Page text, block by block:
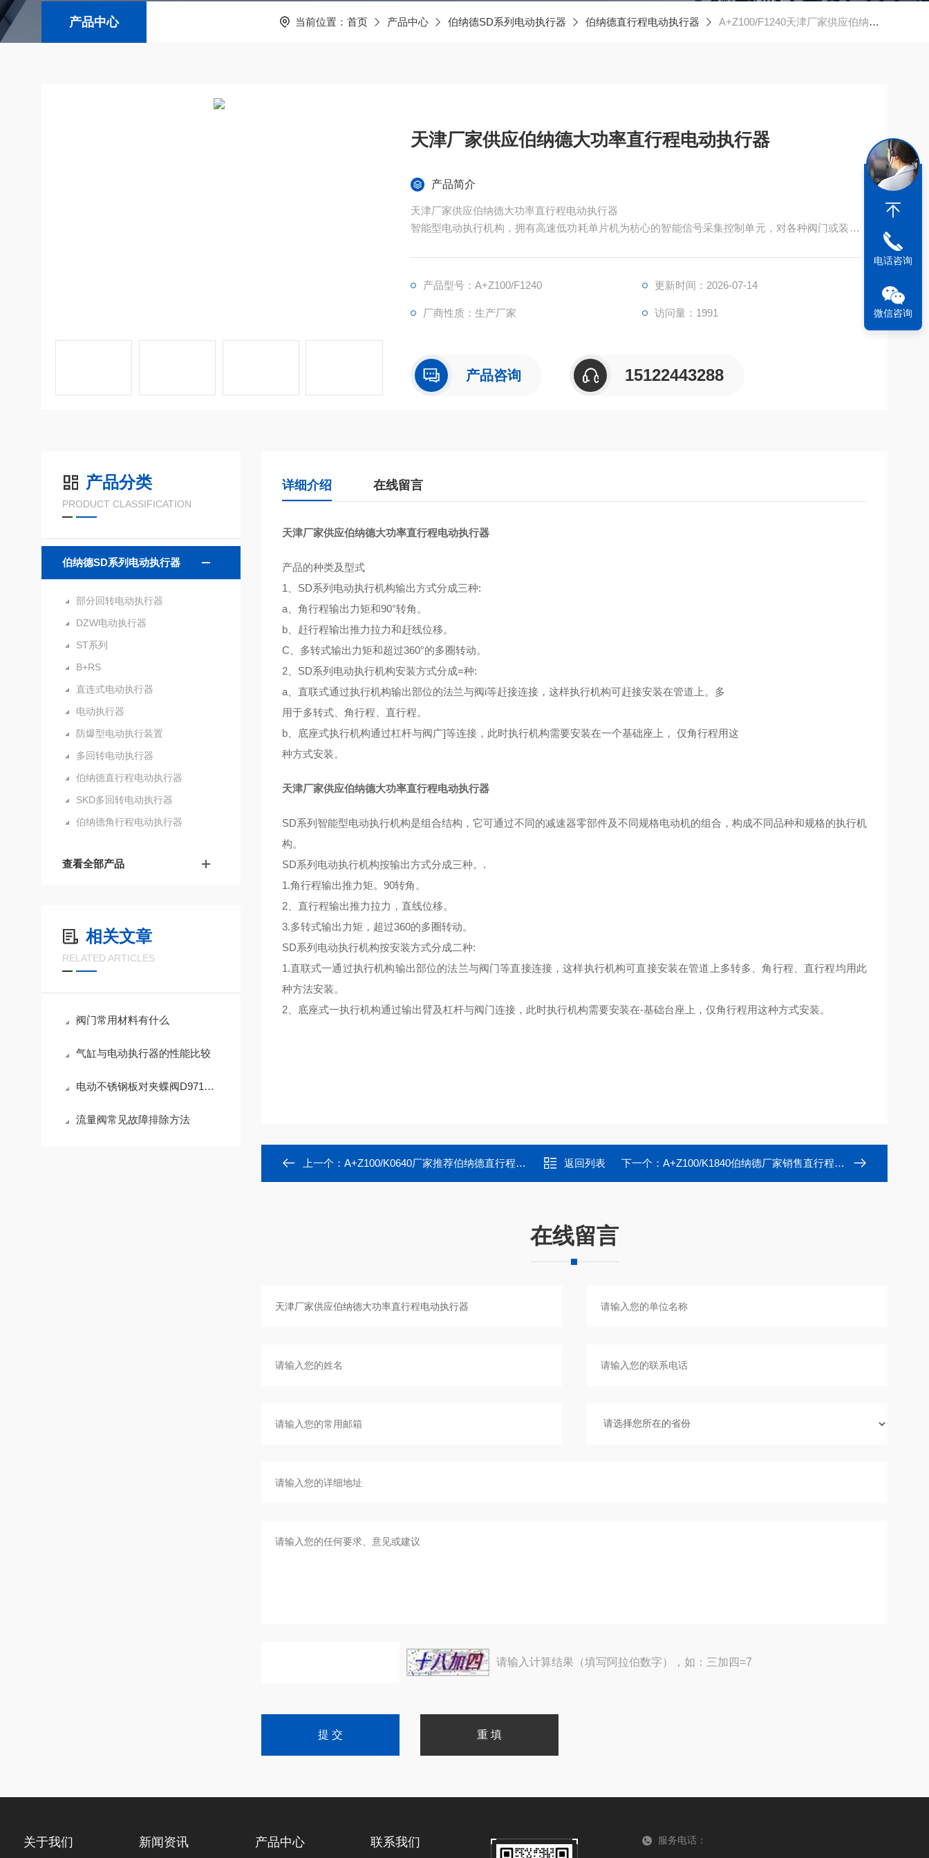
产品中心 当前位置： 首页 产品中心 伯纳德SD系列电动执行器 伯纳德直行程电动执行器 A+Z100/F1240天津厂家供应伯纳德大功率直行程电动执行器
天津厂家供应伯纳德大功率直行程电动执行器
产品简介
天津厂家供应伯纳德大功率直行程电动执行器
智能型电动执行机构，拥有高速低功耗单片机为枋心的智能信号采集控制单元，对各种阀门或装置
产品型号：A+Z100/F1240 更新时间：2026-07-14
厂商性质：生产厂家 访问量：1991
产品咨询 15122443288
产品分类
PRODUCT CLASSIFICATION
伯纳德SD系列电动执行器
部分回转电动执行器
DZW电动执行器
ST系列
B+RS
直连式电动执行器
电动执行器
防爆型电动执行装置
多回转电动执行器
伯纳德直行程电动执行器
SKD多回转电动执行器
伯纳德角行程电动执行器
查看全部产品
相关文章
RELATED ARTICLES
阀门常用材料有什么
气缸与电动执行器的性能比较
电动不锈钢板对夹蝶阀D971XP-16Q电动蝶阀的应用和安装须知
流量阀常见故障排除方法
详细介绍 在线留言
天津厂家供应伯纳德大功率直行程电动执行器
产品的种类及型式
1、SD系列电动执行机构输出方式分成三种:
a、角行程输出力矩和90°转角。
b、赶行程输出推力拉力和赶线位移。
C、多转式输出力矩和超过360°的多圈转动。
2、SD系列电动执行机构安装方式分成=种:
a、直联式通过执行机构输出部位的法兰与阀i等赶接连接，这样执行机构可赶接安装在管道上。多
用于多转式、角行程、直行程。
b、底座式执行机构通过杠杆与阀广]等连接，此时执行机构需要安装在一个基础座上， 仅角行程用这
种方式安装。
天津厂家供应伯纳德大功率直行程电动执行器
SD系列智能型电动执行机构是组合结构，它可通过不同的减速器零部件及不同规格电动机的组合，构成不同品种和规格的执行机
构。
SD系列电动执行机构按输出方式分成三种。.
1.角行程输出推力矩。90转角。
2、直行程输出推力拉力，直线位移。
3.多转式输出力矩，超过360的多圈转动。
SD系列电动执行机构按安装方式分成二种:
1.直联式一通过执行机构输出部位的法兰与阀门等直接连接，这样执行机构可直接安装在管道上多转多、角行程、直行程均用此
种方法安装。
2、底座式一执行机构通过输出臂及杠杆与阀门连接，此时执行机构需要安装在-基础台座上，仅角行程用这种方式安装。
上一个： A+Z100/K0640厂家推荐伯纳德直行程高温耐压电动执行器 返回列表 下一个： A+Z100/K1840伯纳德厂家销售直行程电动执行器
在线留言
请输入计算结果（填写阿拉伯数字），如：三加四=7
关于我们 新闻资讯 产品中心 联系我们 服务电话：
电话咨询
微信咨询